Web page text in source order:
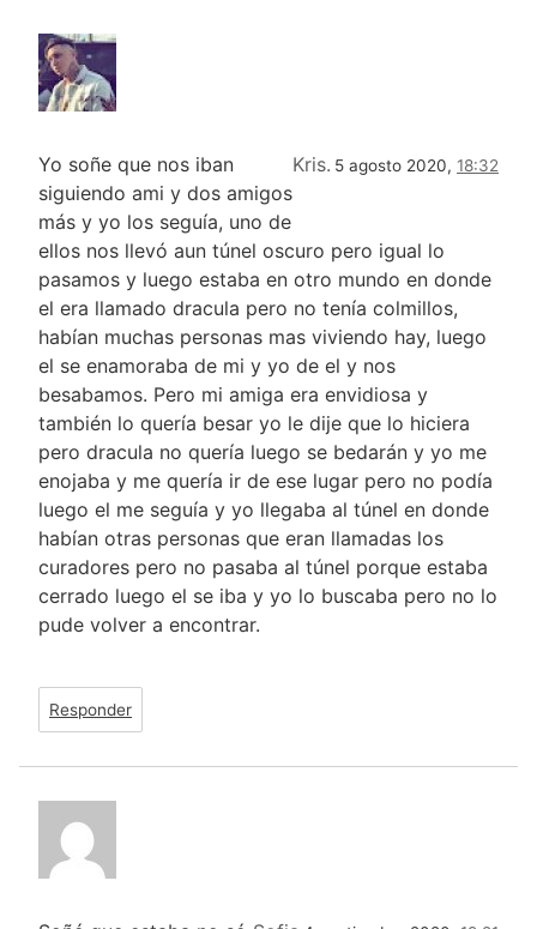
Kris. 5 agosto 2020, 18:32
Yo soñe que nos iban
siguiendo ami y dos amigos
más y yo los seguía, uno de
ellos nos llevó aun túnel oscuro pero igual lo
pasamos y luego estaba en otro mundo en donde
el era llamado dracula pero no tenía colmillos,
habían muchas personas mas viviendo hay, luego
el se enamoraba de mi y yo de el y nos
besabamos. Pero mi amiga era envidiosa y
también lo quería besar yo le dije que lo hiciera
pero dracula no quería luego se bedarán y yo me
enojaba y me quería ir de ese lugar pero no podía
luego el me seguía y yo llegaba al túnel en donde
habían otras personas que eran llamadas los
curadores pero no pasaba al túnel porque estaba
cerrado luego el se iba y yo lo buscaba pero no lo
pude volver a encontrar.
Responder